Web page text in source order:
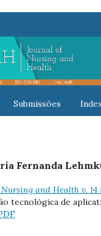
Submissões
Fernanda
and Health v.
tecnológica de